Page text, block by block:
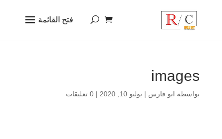
images
بواسطة ابو فارس | يوليو 10, 2020 | 0 تعليقات